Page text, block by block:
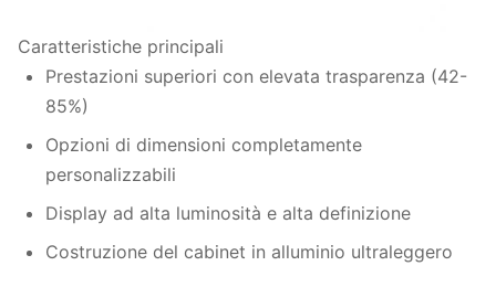
Caratteristiche principali
Prestazioni superiori con elevata trasparenza (42-
85%)
Opzioni di dimensioni completamente
personalizzabili
Display ad alta luminosità e alta definizione
Costruzione del cabinet in alluminio ultraleggero